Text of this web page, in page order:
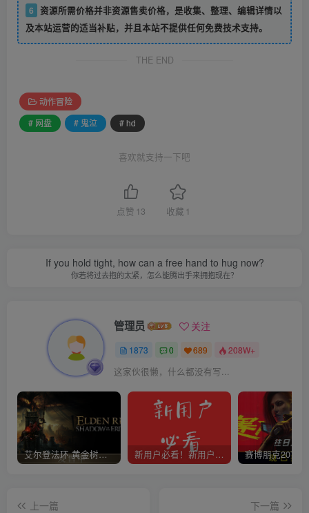
6
资源所需价格并非资源售卖价格，是收集、整理、编辑详情以
及本站运营的适当补贴，并且本站不提供任何免费技术支持。
THE END
动作冒险
# 网盘
# 鬼泣 # hd
喜欢就支持一下吧
点赞 13 收藏 1
If you hold tight, how can a free hand to hug now?
你若将过去抱的太紧，怎么能腾出手来拥抱现在？
管理员 关注
1873 0 689 208W+
这家伙很懒，什么都没有写...
艾尔登法环 黄金树幽影 新用户必看！新用户必看！新用户必看！！！
上一篇
下一篇